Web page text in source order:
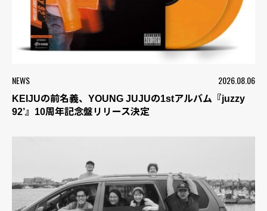
NEWS 2026.08.06
KEIJUの前名義、YOUNG JUJUの1stアルバム『juzzy
92’』10周年記念盤リリース決定